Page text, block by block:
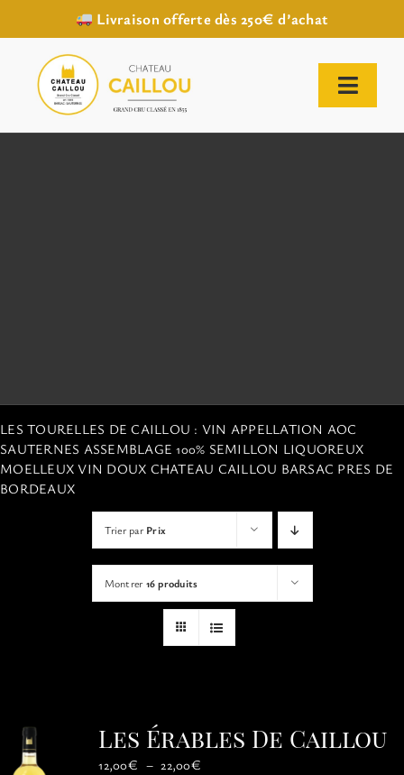
Livraison offerte dès 250€ d’achat
contenu
OFFRIR UNE EXPERIENCE
BOUTIQUE EN LIGNE
ACTUALITÉS
LES TOURELLES DE CAILLOU : VIN APPELLATION AOC
SAUTERNES ASSEMBLAGE 100% SEMILLON LIQUOREUX
MOELLEUX VIN DOUX CHATEAU CAILLOU BARSAC PRES DE
BORDEAUX
Trier parPrix
Montrer16 produits
Les Érables De Caillou
12,00€ – 22,00€Plage